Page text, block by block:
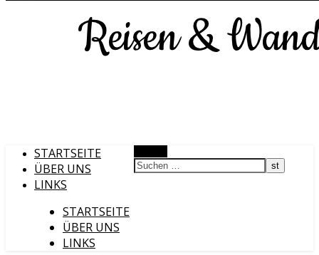
STARTSEITE
ÜBER UNS
LINKS
STARTSEITE
ÜBER UNS
LINKS